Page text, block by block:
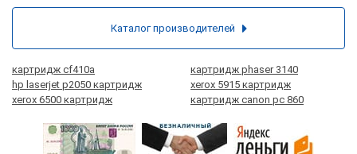
картридж cf410a
картридж phaser 3140
hp laserjet p2050 картридж
xerox 5915 картридж
xerox 6500 картридж
картридж canon pc 860